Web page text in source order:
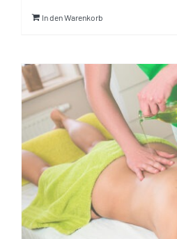
In den Warenkorb